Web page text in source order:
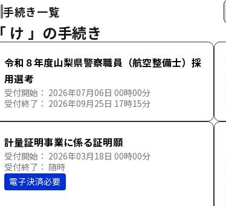
手続き一覧
「 け 」の手続き
令和８年度山梨県警察職員（航空整備士）採
用選考
受付開始： 2026年07月06日 00時00分
受付終了： 2026年09月25日 17時15分
計量証明事業に係る証明願
受付開始： 2026年03月18日 00時00分
受付終了： 随時
電子決済必要